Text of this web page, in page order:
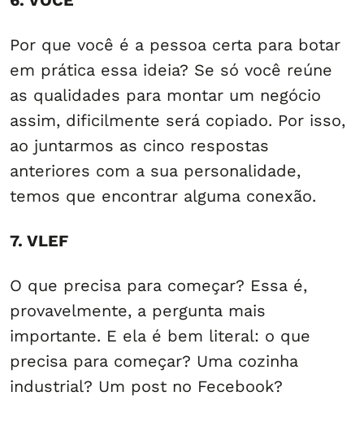
Por que você é a pessoa certa para botar
em prática essa ideia? Se só você reúne
as qualidades para montar um negócio
assim, dificilmente será copiado. Por isso,
ao juntarmos as cinco respostas
anteriores com a sua personalidade,
temos que encontrar alguma conexão.
7. VLEF
O que precisa para começar? Essa é,
provavelmente, a pergunta mais
importante. E ela é bem literal: o que
precisa para começar? Uma cozinha
industrial? Um post no Fecebook?